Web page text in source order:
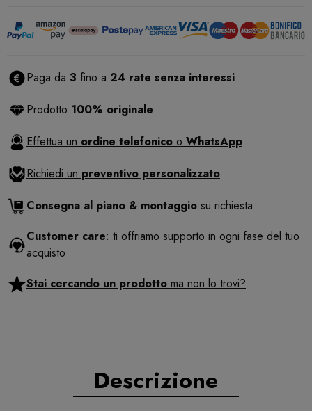
Paga da 3 fino a 24 rate senza interessi
Prodotto 100% originale
Effettua un ordine telefonico o WhatsApp
Richiedi un preventivo personalizzato
Consegna al piano & montaggio su richiesta
Customer care: ti offriamo supporto in ogni fase del tuo
acquisto
Stai cercando un prodotto ma non lo trovi?
Descrizione